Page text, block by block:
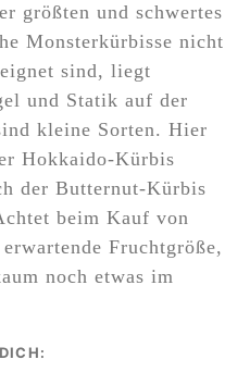
größten und schwertes
Monsterkürbisse nicht
sind, liegt
und Statik auf der
kleine Sorten. Hier
Hokkaido-Kürbis
der Butternut-Kürbis
beim Kauf von
Fruchtgröße,
noch etwas im